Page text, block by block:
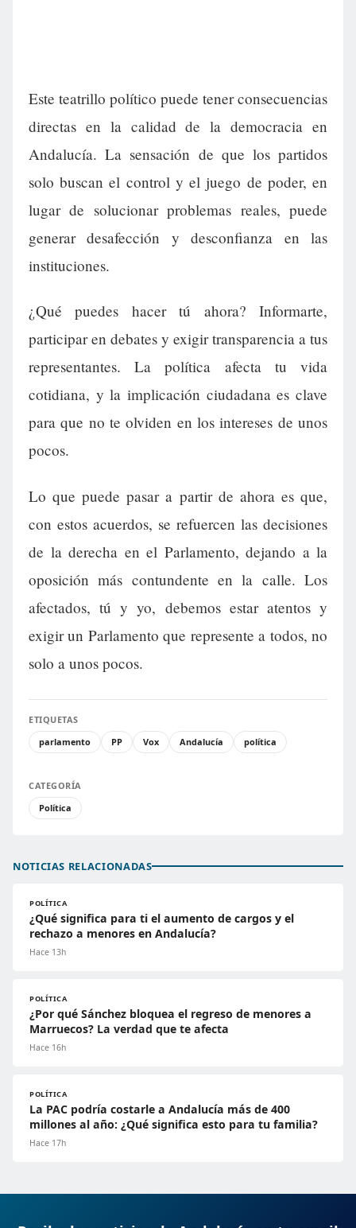
Este teatrillo político puede tener consecuencias
directas en la calidad de la democracia en
Andalucía. La sensación de que los partidos
solo buscan el control y el juego de poder, en
lugar de solucionar problemas reales, puede
generar desafección y desconfianza en las
instituciones.
¿Qué puedes hacer tú ahora? Informarte,
participar en debates y exigir transparencia a tus
representantes. La política afecta tu vida
cotidiana, y la implicación ciudadana es clave
para que no te olviden en los intereses de unos
pocos.
Lo que puede pasar a partir de ahora es que,
con estos acuerdos, se refuercen las decisiones
de la derecha en el Parlamento, dejando a la
oposición más contundente en la calle. Los
afectados, tú y yo, debemos estar atentos y
exigir un Parlamento que represente a todos, no
solo a unos pocos.
ETIQUETAS
parlamento
PP Vox Andalucía política
CATEGORÍA
Política
NOTICIAS RELACIONADAS
POLÍTICA
¿Qué significa para ti el aumento de cargos y el
rechazo a menores en Andalucía?
Hace 13h
POLÍTICA
¿Por qué Sánchez bloquea el regreso de menores a
Marruecos? La verdad que te afecta
Hace 16h
POLÍTICA
La PAC podría costarle a Andalucía más de 400
millones al año: ¿Qué significa esto para tu familia?
Hace 17h